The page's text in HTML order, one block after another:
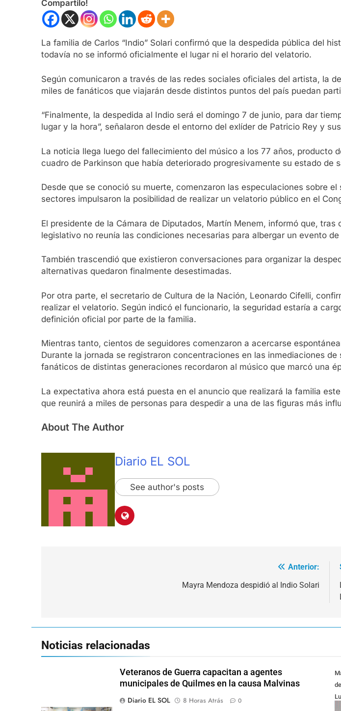
Compartilo!
La familia de Carlos “Indio” Solari confirmó que la despedida pública del
todavía no se informó oficialmente el lugar ni el horario del velatorio.
Según comunicaron a través de las redes sociales oficiales del artista, la
miles de fanáticos que viajarán desde distintos puntos del país puedan
“Finalmente, la despedida al Indio será el domingo 7 de junio, para dar
lugar y la hora”, señalaron desde el entorno del exlíder de Patricio Rey y
La noticia llega luego del fallecimiento del músico a los 77 años, producto
cuadro de Parkinson que había deteriorado progresivamente su estado de
Desde que se conoció su muerte, comenzaron las especulaciones sobre
sectores impulsaron la posibilidad de realizar un velatorio público en el
El presidente de la Cámara de Diputados, Martín Menem, informó que,
legislativo no reunía las condiciones necesarias para albergar un evento
También trascendió que existieron conversaciones para organizar la
alternativas quedaron finalmente desestimadas.
Por otra parte, el secretario de Cultura de la Nación, Leonardo Cifelli,
realizar el velatorio. Según indicó el funcionario, la seguridad estaría a
definición oficial por parte de la familia.
Mientras tanto, cientos de seguidores comenzaron a acercarse
Durante la jornada se registraron concentraciones en las inmediaciones
fanáticos de distintas generaciones recordaron al músico que marcó una
La expectativa ahora está puesta en el anuncio que realizará la familia
que reunirá a miles de personas para despedir a una de las figuras más
About The Author
Diario EL SOL
See author's posts
Anterior:
Mayra Mendoza despidió al Indio Solari
Noticias relacionadas
Veteranos de Guerra capacitan a agentes
municipales de Quilmes en la causa Malvinas
Diario EL SOL
8 Horas Atrás 0